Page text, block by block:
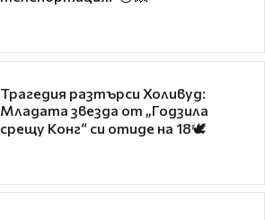
Трагедия разтърси Холивуд:
Младата звезда от „Годзила
срещу Конг“ си отиде на 18🕊️